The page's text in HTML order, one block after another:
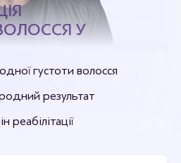
У
густоти волосся
результат
реабілітації